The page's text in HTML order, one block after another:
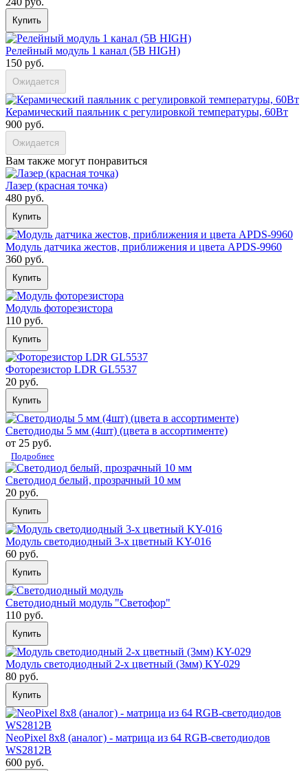
Купить
Релейный модуль 1 канал (5В HIGH)
150 руб.
Ожидается
Керамический паяльник с регулировкой температуры, 60Вт
900 руб.
Ожидается
Вам также могут понравиться
Лазер (красная точка)
480 руб.
Купить
Модуль датчика жестов, приближения и цвета APDS-9960
360 руб.
Купить
Модуль фоторезистора
110 руб.
Купить
Фоторезистор LDR GL5537
20 руб.
Купить
Светодиоды 5 мм (4шт) (цвета в ассортименте)
от 25 руб.
Подробнее
Светодиод белый, прозрачный 10 мм
20 руб.
Купить
Модуль светодиодный 3-х цветный KY-016
60 руб.
Купить
Светодиодный модуль "Светофор"
110 руб.
Купить
Модуль светодиодный 2-х цветный (3мм) KY-029
80 руб.
Купить
NeoPixel 8x8 (аналог) - матрица из 64 RGB-светодиодов
WS2812B
600 руб.